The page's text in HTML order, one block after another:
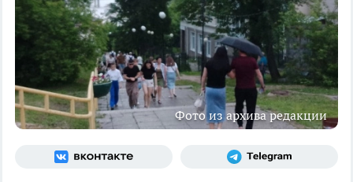
Фото из архива редакции